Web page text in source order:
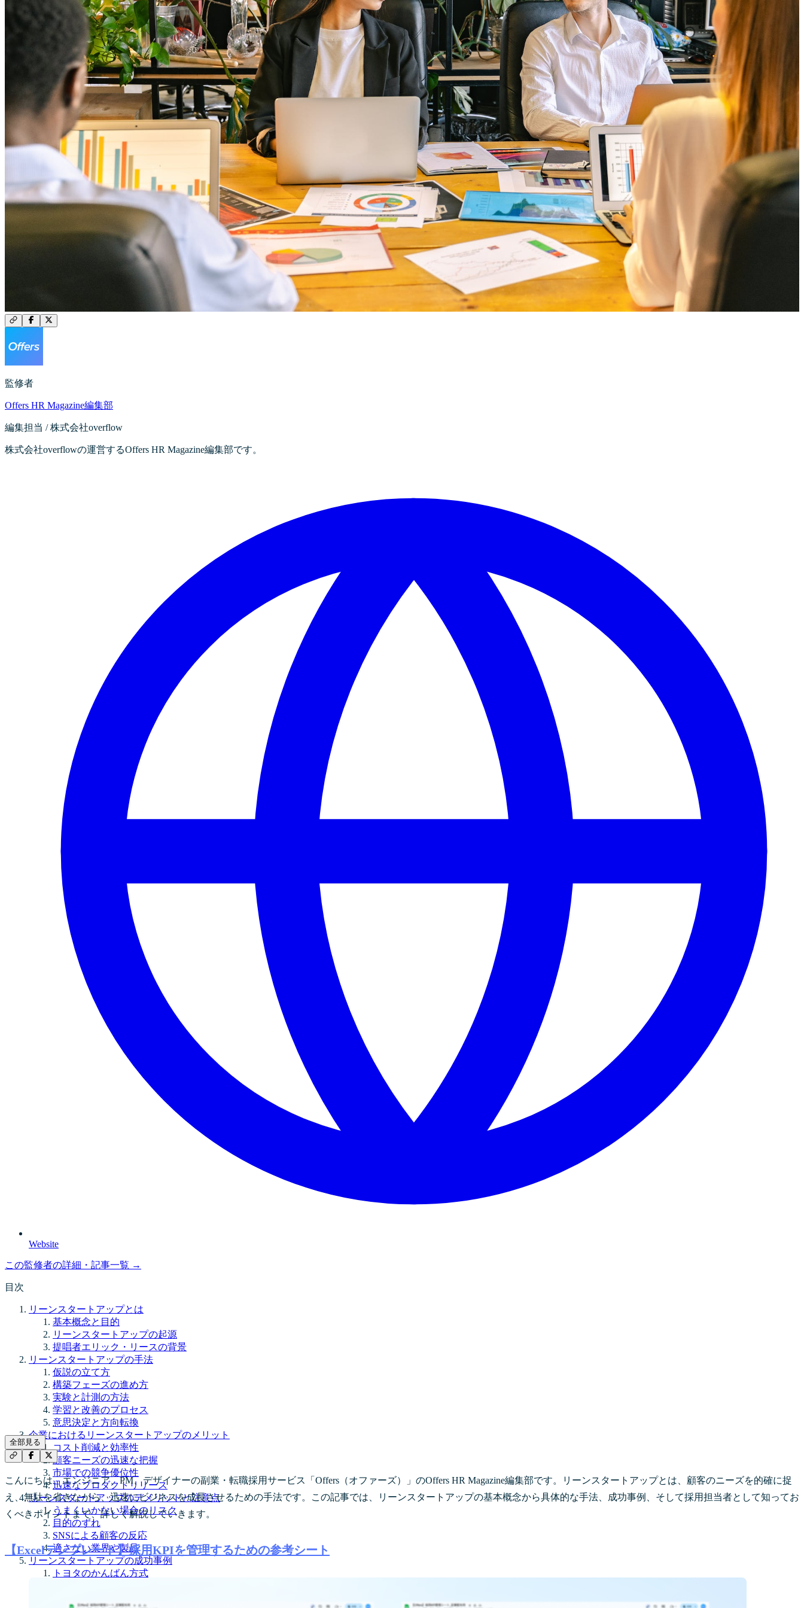
監修者
Offers HR Magazine編集部
編集担当 / 株式会社overflow
株式会社overflowの運営するOffers HR Magazine編集部です。
Website
この監修者の詳細・記事一覧 →
目次
リーンスタートアップとは
基本概念と目的
リーンスタートアップの起源
提唱者エリック・リースの背景
リーンスタートアップの手法
仮説の立て方
構築フェーズの進め方
実験と計測の方法
学習と改善のプロセス
意思決定と方向転換
企業におけるリーンスタートアップのメリット
コスト削減と効率性
顧客ニーズの迅速な把握
市場での競争優位性
迅速なプロダクトリリース
リーンスタートアップのデメリットと注意点
うまくいかない場合のリスク
目的のずれ
SNSによる顧客の反応
適さない業界や製品
リーンスタートアップの成功事例
トヨタのかんばん方式
全部見る
こんにちは。エンジニア、PM、デザイナーの副業・転職採用サービス「Offers（オファーズ）」のOffers HR Magazine編集部です。リーンスタートアップとは、顧客のニーズを的確に捉
え、無駄を省きながら、迅速にビジネスを成長させるための手法です。この記事では、リーンスタートアップの基本概念から具体的な手法、成功事例、そして採用担当者として知ってお
くべきポイントまで、詳しく解説していきます。
【Excelテンプレート】採用KPIを管理するための参考シート